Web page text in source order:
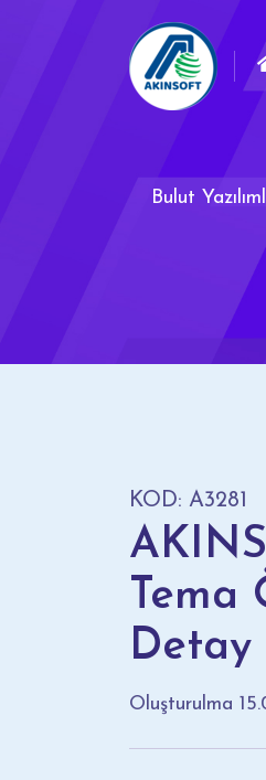
Bulut
KOD: A3281
Tema
Detay
Oluşturulma